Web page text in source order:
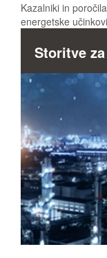
Kazalniki in
energetske
Storitve